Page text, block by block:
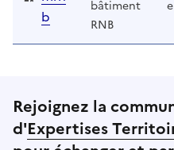
b
bâtiment
RNB
e
Rejoignez la
d'Expertises